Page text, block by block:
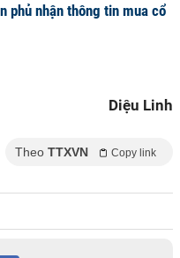
phủ nhận thông tin mua cổ
Diệu Linh
Theo TTXVN Copy link